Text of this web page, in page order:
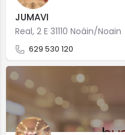
JUMAVI
Real, 2 E 31110 Noáin/Noain
629 530 120